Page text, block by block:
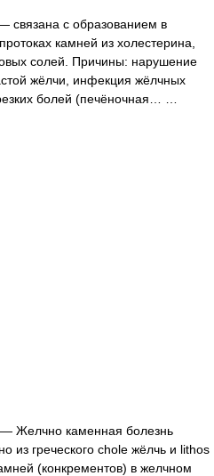
связана с образованием в
камней из холестерина,
солей. Причины: нарушение
жёлчи, инфекция жёлчных
болей (печёночная… …
— Желчно каменная болезнь
из греческого chole жёлчь и lithos
(конкрементов) в желчном